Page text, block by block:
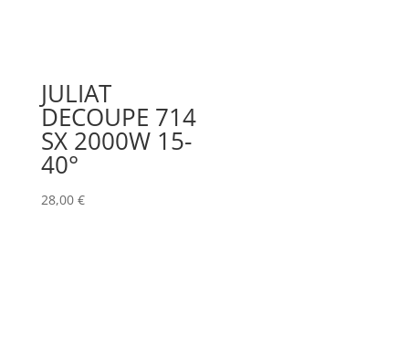
JULIAT
DECOUPE 714
SX 2000W 15-
40°
28,00 €